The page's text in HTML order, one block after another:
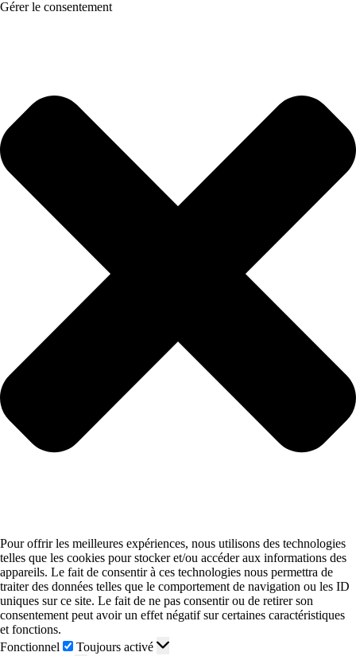
Gérer le consentement
Pour offrir les meilleures expériences, nous utilisons des technologies
telles que les cookies pour stocker et/ou accéder aux informations des
appareils. Le fait de consentir à ces technologies nous permettra de
traiter des données telles que le comportement de navigation ou les ID
uniques sur ce site. Le fait de ne pas consentir ou de retirer son
consentement peut avoir un effet négatif sur certaines caractéristiques
et fonctions.
Fonctionnel
Toujours activé